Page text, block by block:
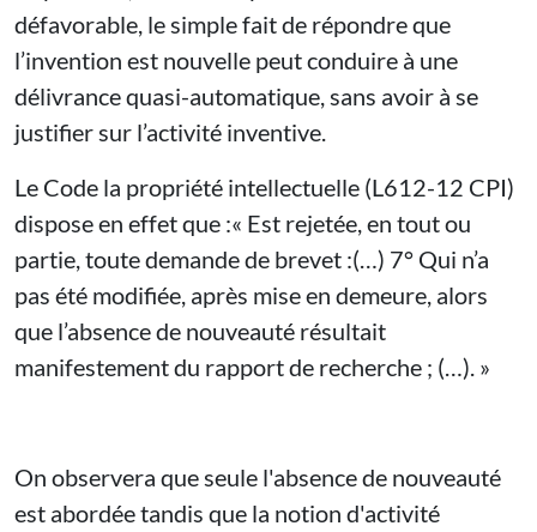
défavorable, le simple fait de répondre que
l’invention est nouvelle peut conduire à une
délivrance quasi-automatique, sans avoir à se
justifier sur l’activité inventive.
Le Code la propriété intellectuelle (L612-12 CPI)
dispose en effet que :« Est rejetée, en tout ou
partie, toute demande de brevet :(…) 7° Qui n’a
pas été modifiée, après mise en demeure, alors
que l’absence de nouveauté résultait
manifestement du rapport de recherche ; (…). »
On observera que seule l'absence de nouveauté
est abordée tandis que la notion d'activité